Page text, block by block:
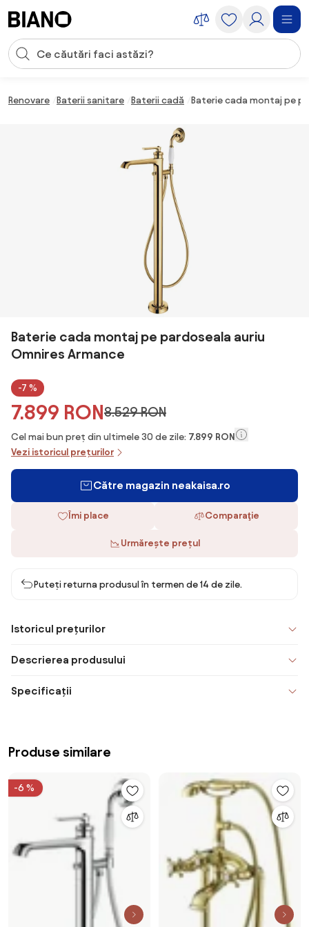
Introducerea căutării
Renovare Baterii sanitare Baterii cadă Baterie cada montaj pe
Baterie cada montaj pe pardoseala auriu
Omnires Armance
-7 %
7.899 RON8.529 RON
Cel mai bun preț din ultimele 30 de zile: 7.899 RON
Vezi istoricul prețurilor
Către magazin neakaisa.ro
Îmi place Comparaţie
Urmărește prețul
Puteți returna produsul în termen de 14 de zile.
Istoricul prețurilor
Descrierea produsului
Specificații
Produse similare
-6 %